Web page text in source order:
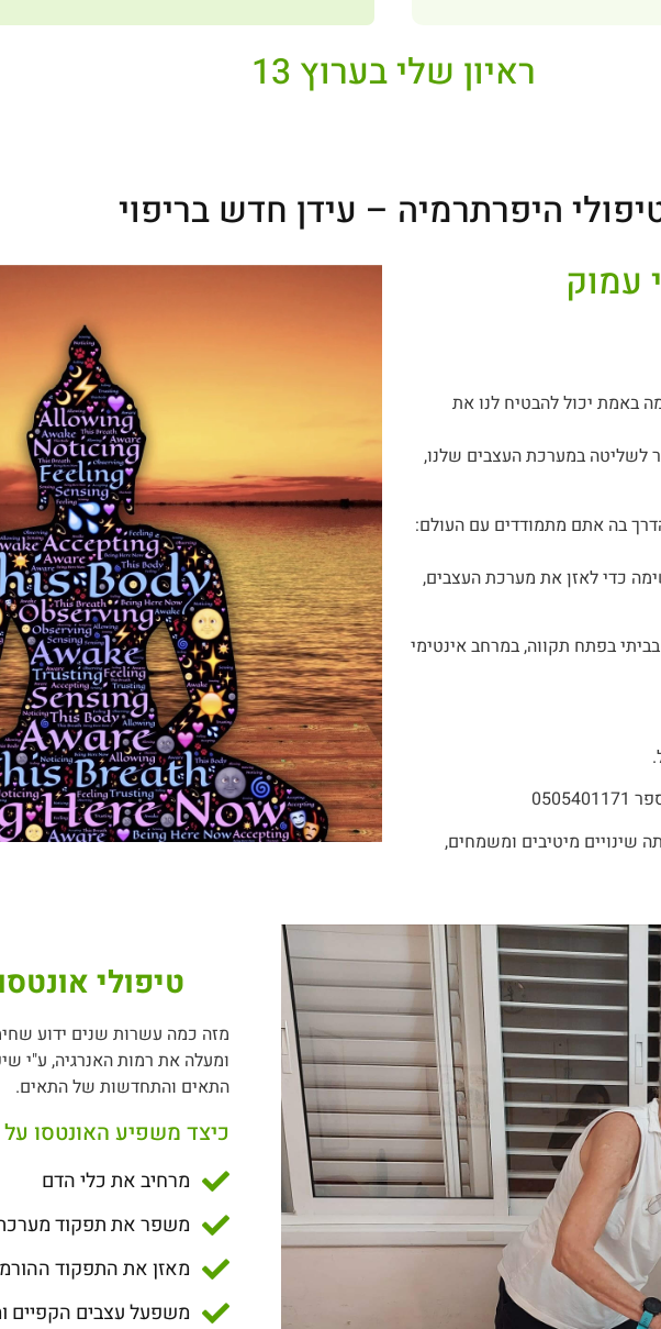
ראיון שלי בערוץ 13
היפרתרמיה – עידן חדש בריפוי
עמוק
באמת יכול להבטיח לנו את
לשליטה במערכת העצבים שלנו,
בה אתם מתמודדים עם העולם:
כדי לאזן את מערכת העצבים,
הסדנה תתקיים ביום שישי ה-3/1/25 בשעה 9:30 בביתי בפתח תקווה, במרחב אינטימי
מיטיבים ומשמחים,
טיפולי
מזה כמה עשרות שנים ידוע
ומעלה את רמות האנרגיה, ע"י
התאים והתחדשות של התאים.
כיצד משפיע האונטסו על
מרחיב את כלי הדם
משפר את תפקוד
מאזן את התפקוד
משפעל עצבים הקפיים